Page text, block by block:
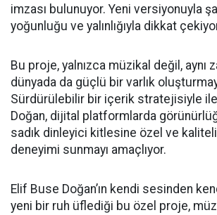
imzası bulunuyor. Yeni versiyonuyla
yoğunluğu ve yalınlığıyla dikkat
Bu proje, yalnızca müzikal değil, aynı
dünyada da güçlü bir varlık
Sürdürülebilir bir içerik stratejisiyle
Doğan, dijital platformlarda
sadık dinleyici kitlesine özel ve
deneyimi sunmayı amaçlıyor.
Elif Buse Doğan’ın kendi sesinden
yeni bir ruh üflediği bu özel proje,